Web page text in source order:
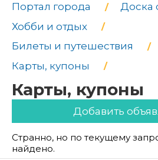
Портал города
Доска
Хобби и отдых
Билеты и путешествия
Карты, купоны
Карты, купоны
Добавить
Странно, но по текущему
найдено.